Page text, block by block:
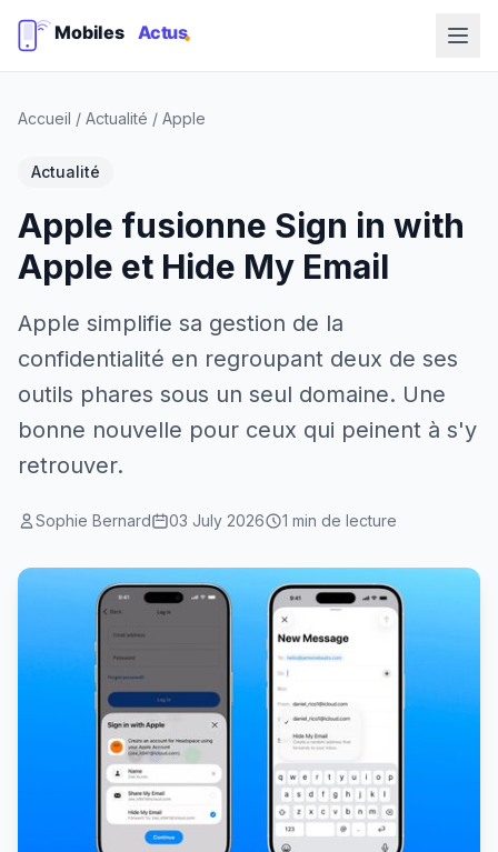
Accueil / Actualité / Apple
Actualité
Apple fusionne Sign in with
Apple et Hide My Email
Apple simplifie sa gestion de la
confidentialité en regroupant deux de ses
outils phares sous un seul domaine. Une
bonne nouvelle pour ceux qui peinent à s'y
retrouver.
Sophie Bernard 03 July 2026 1 min de lecture